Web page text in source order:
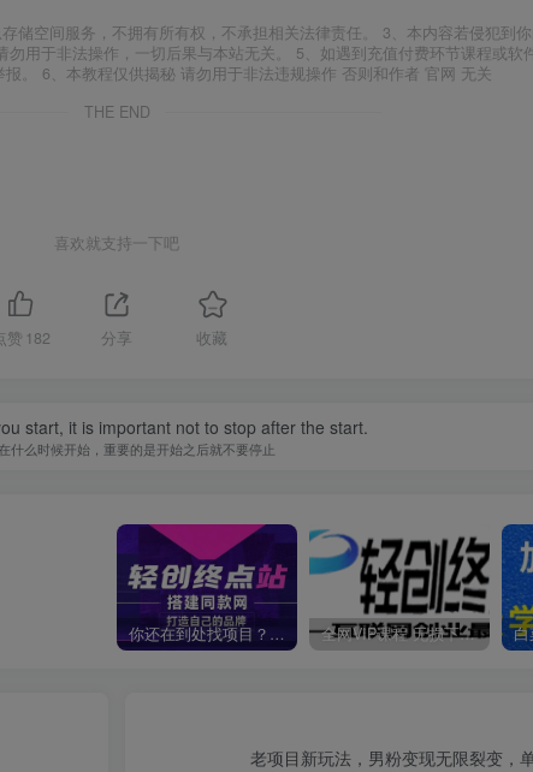
储空间服务，不拥有所有权，不承担相关法律责任。 3、本内容若侵犯到
用于非法操作，一切后果与本站无关。 5、如遇到充值付费环节课程或软
。 6、本教程仅供揭秘 请勿用于非法违规操作 否则和作者 官网 无关
THE END
喜欢就支持一下吧
赞 182 分享 收藏
start, it is important not to stop after the start.
什么时候开始，重要的是开始之后就不要停止
你还在到处找项目？还在当韭菜？我靠卖项目一个月收入5万+，曾经我也是个失败者。 全网VIP课程 无损下载~
老项目新玩法，男粉变现无限裂变，